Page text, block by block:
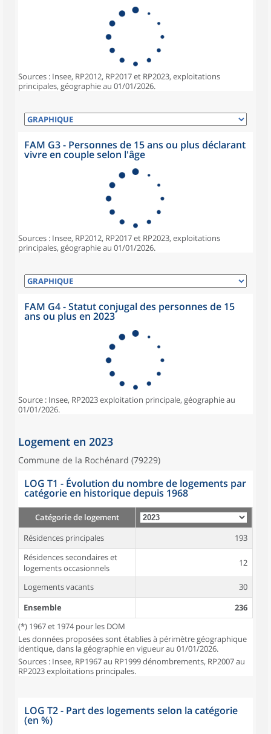
Sources : Insee, RP2012, RP2017 et RP2023, exploitations
principales, géographie au 01/01/2026.
FAM G3 - Personnes de 15 ans ou plus déclarant
vivre en couple selon l'âge
Sources : Insee, RP2012, RP2017 et RP2023, exploitations
principales, géographie au 01/01/2026.
FAM G4 - Statut conjugal des personnes de 15
ans ou plus en 2023
Source : Insee, RP2023 exploitation principale, géographie au
01/01/2026.
Logement en 2023
Commune de la Rochénard (79229)
LOG T1 - Évolution du nombre de logements par
catégorie en historique depuis 1968
Catégorie de logement
Résidences principales
193
Résidences secondaires et
logements occasionnels
12
Logements vacants
30
Ensemble
236
(*) 1967 et 1974 pour les DOM
Les données proposées sont établies à périmètre géographique
identique, dans la géographie en vigueur au 01/01/2026.
Sources : Insee, RP1967 au RP1999 dénombrements, RP2007 au
RP2023 exploitations principales.
LOG T2 - Part des logements selon la catégorie
(en %)